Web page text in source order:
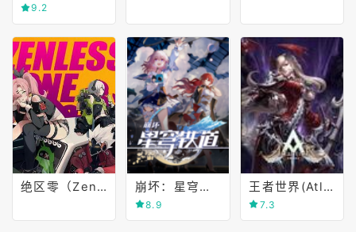
9.2
绝区零（Zenless Zone Zero） 崩坏：星穹铁道(Honkai: Star Rail)
8.9
王者世界(Atlantica)
7.3